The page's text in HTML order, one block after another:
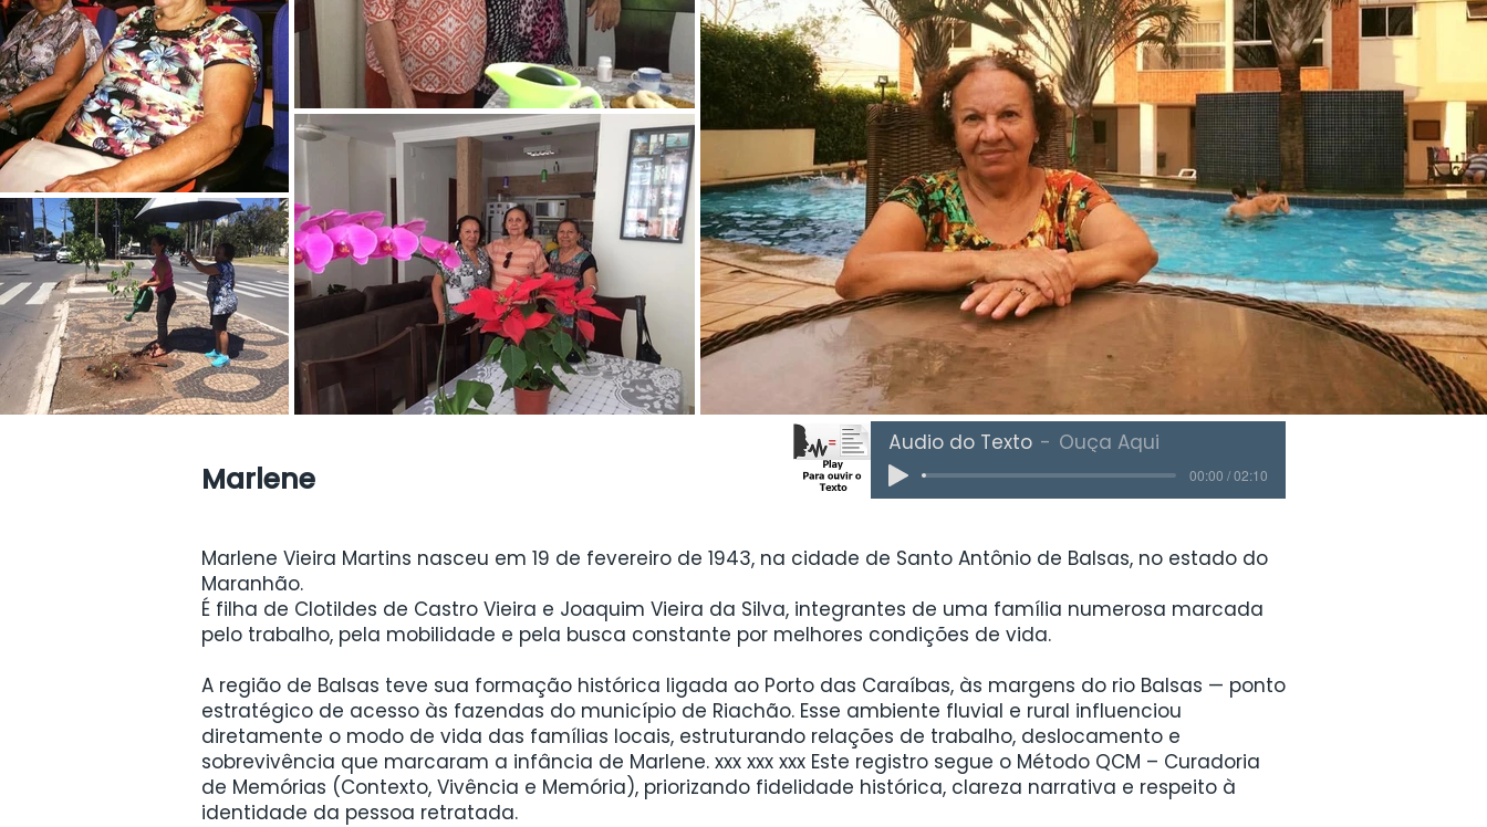
Marlene
Áudio do Texto Ouça Aqui
00:00 / 02:10
Marlene Vieira Martins nasceu em 19 de fevereiro de 1943, na cidade de Santo Antônio de Balsas, no estado do
Maranhão.
É filha de Clotildes de Castro Vieira e Joaquim Vieira da Silva, integrantes de uma família numerosa marcada
pelo trabalho, pela mobilidade e pela busca constante por melhores condições de vida.
A região de Balsas teve sua formação histórica ligada ao Porto das Caraíbas, às margens do rio Balsas — ponto
estratégico de acesso às fazendas do município de Riachão. Esse ambiente fluvial e rural influenciou
diretamente o modo de vida das famílias locais, estruturando relações de trabalho, deslocamento e
sobrevivência que marcaram a infância de Marlene. xxx xxx xxx Este registro segue o Método QCM – Curadoria
de Memórias (Contexto, Vivência e Memória), priorizando fidelidade histórica, clareza narrativa e respeito à
identidade da pessoa retratada.